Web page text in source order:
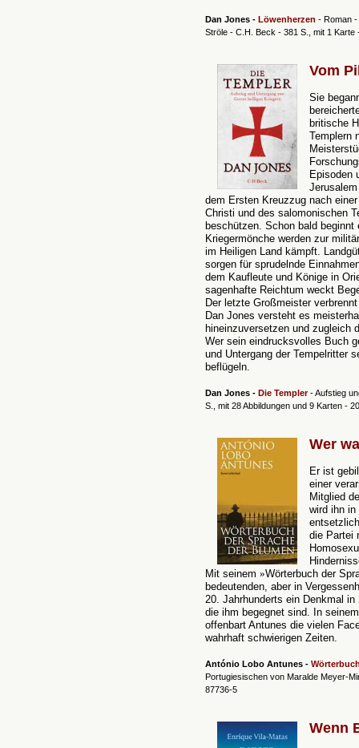
Dan Jones - Löwenherzen - Roman -
Ströle - C.H. Beck - 381 S., mit 1
Vom
Sie
britische
Templern
Episoden
dem Ersten Kreuzzug nach
Christi und des salomonischen
beschützen. Schon bald
Kriegermönche werden zur
im Heiligen Land kämpft.
sorgen für sprudelnde
dem Kaufleute und Könige in
sagenhafte Reichtum weckt
Der letzte Großmeister
Dan Jones versteht es
hineinzuversetzen und zugleich
Wer sein eindrucksvolles Buch
und Untergang der Tempelritter
beflügeln.
Dan Jones - Die Templer - Aufstieg
S., mit 28 Abbildungen und 9 Karten -
Wer
Er ist
einer
Mitglied
wird ihn
die Partei
Mit seinem »Wörterbuch der
bedeutenden, aber in
20. Jahrhunderts ein Denkmal
die ihm begegnet sind. In
offenbart Antunes die vielen
wahrhaft schwierigen Zeiten.
António Lobo Antunes -
Portugiesischen von Maralde Meyer-
87736-5
Wenn